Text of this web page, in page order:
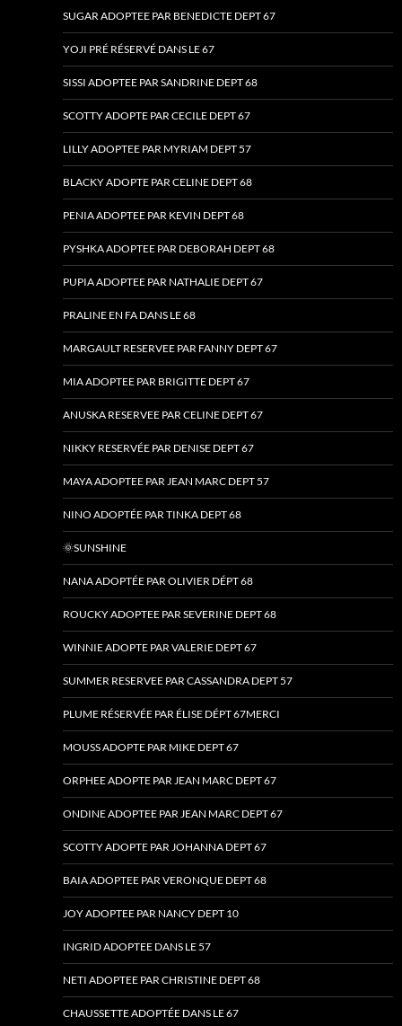
SUGAR ADOPTEE PAR BENEDICTE DEPT 67
YOJI PRÉ RÉSERVÉ DANS LE 67
SISSI ADOPTEE PAR SANDRINE DEPT 68
SCOTTY ADOPTE PAR CECILE DEPT 67
LILLY ADOPTEE PAR MYRIAM DEPT 57
BLACKY ADOPTE PAR CELINE DEPT 68
PENIA ADOPTEE PAR KEVIN DEPT 68
PYSHKA ADOPTEE PAR DEBORAH DEPT 68
PUPIA ADOPTEE PAR NATHALIE DEPT 67
PRALINE EN FA DANS LE 68
MARGAULT RESERVEE PAR FANNY DEPT 67
MIA ADOPTEE PAR BRIGITTE DEPT 67
ANUSKA RESERVEE PAR CELINE DEPT 67
NIKKY RESERVÉE PAR DENISE DEPT 67
MAYA ADOPTEE PAR JEAN MARC DEPT 57
NINO ADOPTÉE PAR TINKA DEPT 68
🌞SUNSHINE
NANA ADOPTÉE PAR OLIVIER DÉPT 68
ROUCKY ADOPTEE PAR SEVERINE DEPT 68
WINNIE ADOPTE PAR VALERIE DEPT 67
SUMMER RESERVEE PAR CASSANDRA DEPT 57
PLUME RÉSERVÉE PAR ÉLISE DÉPT 67MERCI
MOUSS ADOPTE PAR MIKE DEPT 67
ORPHEE ADOPTE PAR JEAN MARC DEPT 67
ONDINE ADOPTEE PAR JEAN MARC DEPT 67
SCOTTY ADOPTE PAR JOHANNA DEPT 67
BAIA ADOPTEE PAR VERONQUE DEPT 68
JOY ADOPTEE PAR NANCY DEPT 10
INGRID ADOPTEE DANS LE 57
NETI ADOPTEE PAR CHRISTINE DEPT 68
CHAUSSETTE ADOPTÉE DANS LE 67